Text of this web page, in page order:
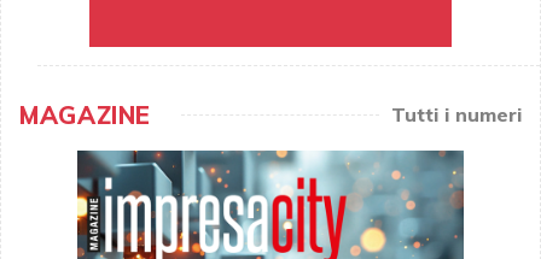
MAGAZINE Tutti i numeri